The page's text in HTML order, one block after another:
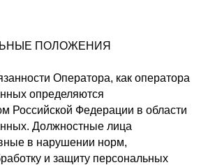
ПОЛОЖЕНИЯ
Оператора, как оператора
определяются
Российской Федерации в области
Должностные лица
в нарушении норм,
и защиту персональных